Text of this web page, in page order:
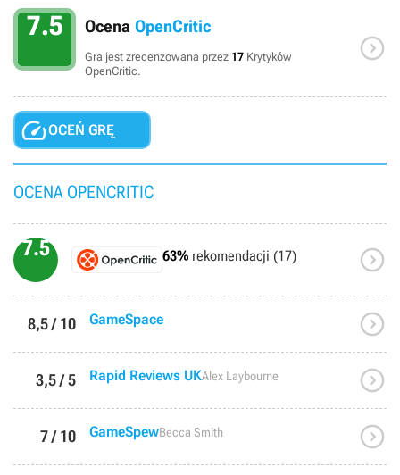
7.5 Ocena OpenCritic
Gra jest zrecenzowana przez 17 Krytyków
OpenCritic.

OCEŃ GRĘ
OCENA OPENCRITIC
7.5 63% rekomendacji (17) 
8,5 / 10 GameSpace 
3,5 / 5 Rapid Reviews UKAlex Laybourne 
7 / 10 GameSpewBecca Smith 